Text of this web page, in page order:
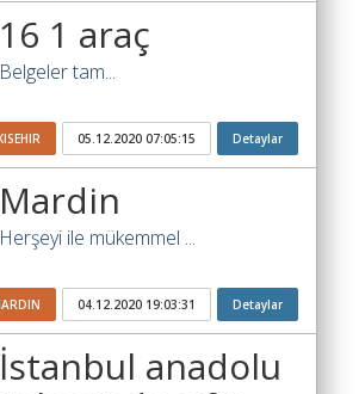
16 1 araç
Belgeler tam...
05.12.2020 07:05:15 Detaylar
Mardin
Herşeyi ile mükemmel ...
04.12.2020 19:03:31 Detaylar
İstanbul anadolu